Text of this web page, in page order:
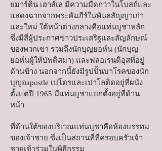
ยมาร์ติน เฮาส์เล มีความมืดกว่าในโบสถ์และ
แสดงฉากจากพระคัมภีร์ในพันธสัญญาเก่า
และใหม่ ใต้หน้าต่างกลางคือแท่นบูชาหลัก
ซึ่งมีสี่ผู้ประกาศข่าวประเสริฐและสัญลักษณ์
ของพวกเขา รวมถึงนักบุญยอห์น (นักบุญ
ยอห์นผู้ให้บัพติสมา) และฟลอเรนติอุสที่อยู่
ด้านข้าง นอกจากนี้ยังมีรูปปั้นบาโรคของนัก
บุญอapostle เปโตรและเปาโลติดอยู่ที่ผนัง
ตั้งแต่ปี 1965 มีแท่นบูชาแยกตั้งอยู่ที่ด้าน
หน้า
ที่ด้านใต้ของบริเวณแท่นบูชาคือห้องบรรทม
ของเจ้าชาย ซึ่งเป็นสถานที่ที่ครอบครัวเจ้า
ชายเข้าร่วมในพิธีกรรม